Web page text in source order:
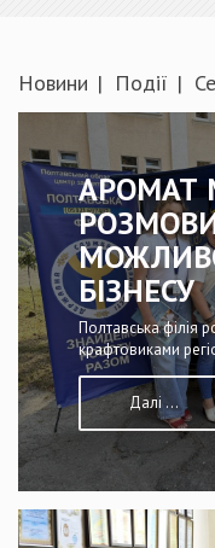
Новини Події
АРОМАТ
БІЗНЕСУ
Полтавська філія
крафтовиками
Далі ...